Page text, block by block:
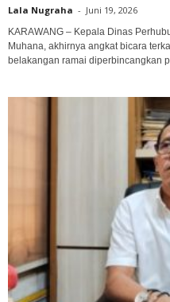
Lala Nugraha - Juni 19, 2026
KARAWANG – Kepala Dinas
Muhana, akhirnya angkat bicara
belakangan ramai diperbincangkan